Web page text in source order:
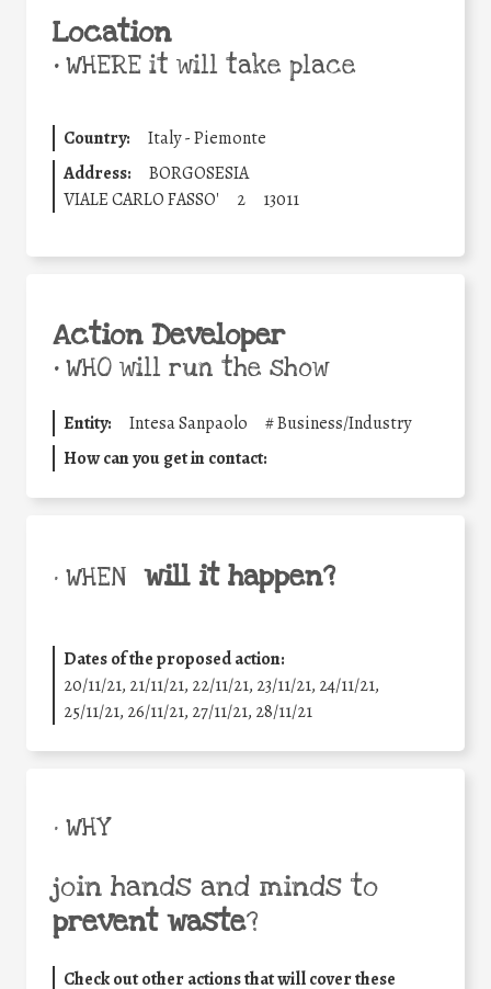
Location
•WHERE it will take place
Country:
Italy - Piemonte
Address:
BORGOSESIA
VIALE CARLO FASSO'
2 13011
Action Developer
•WHO will run the show
Entity: Intesa Sanpaolo #Business/Industry
How can you get in contact:
• WHEN will it happen?
Dates of the proposed action:
20/11/21, 21/11/21, 22/11/21, 23/11/21, 24/11/21,
25/11/21, 26/11/21, 27/11/21, 28/11/21
• WHY
join hands and minds to
prevent waste?
Check out other actions that will cover these